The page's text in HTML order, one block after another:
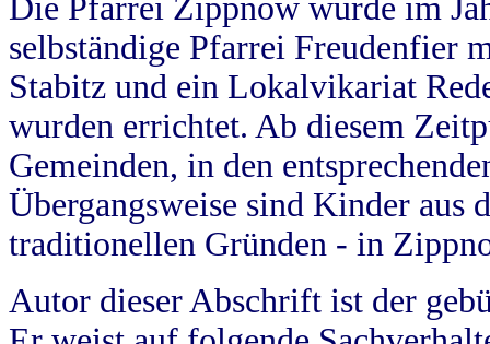
Die Pfarrei Zippnow wurde im
selbständige Pfarrei Freudenfier
Stabitz und ein Lokalvikariat
wurden errichtet. Ab diesem
Gemeinden, in den
Übergangsweise sind Kinder aus
traditionellen Gründen - in
Autor dieser Abschrift ist der